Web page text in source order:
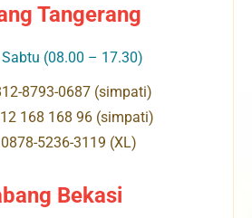
Tangerang
(08.00 – 17.30)
8793-0687 (simpati)
168 168 96 (simpati)
0878-5236-3119 (XL)
Bekasi